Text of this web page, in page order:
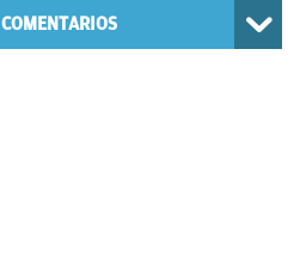
COMENTARIOS